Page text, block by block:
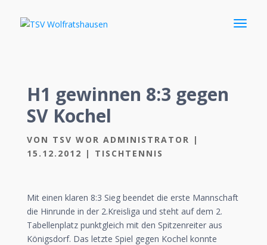
H1 gewinnen 8:3 gegen
SV Kochel
VON TSV WOR ADMINISTRATOR |
15.12.2012 | TISCHTENNIS
Mit einen klaren 8:3 Sieg beendet die erste Mannschaft
die Hinrunde in der 2.Kreisliga und steht auf dem 2.
Tabellenplatz punktgleich mit den Spitzenreiter aus
Königsdorf. Das letzte Spiel gegen Kochel konnte